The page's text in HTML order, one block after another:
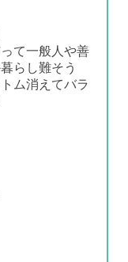
て一般人や善
らし難そう
ム消えてバラ